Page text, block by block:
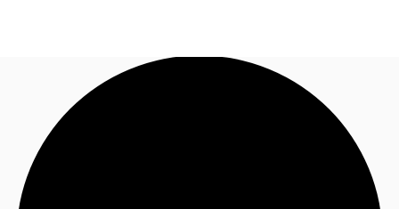
Blog
Données marchés
Appelez maintenant